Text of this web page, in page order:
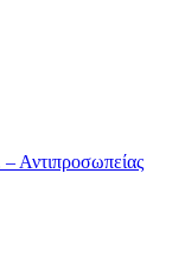
Αντιπροσωπείας